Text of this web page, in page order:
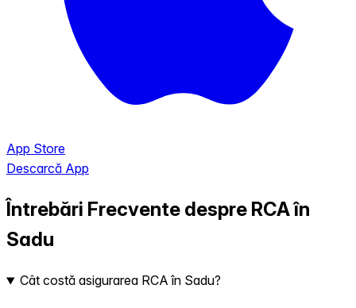
App Store
Descarcă App
Întrebări Frecvente despre RCA în
Sadu
Cât costă asigurarea RCA în Sadu?